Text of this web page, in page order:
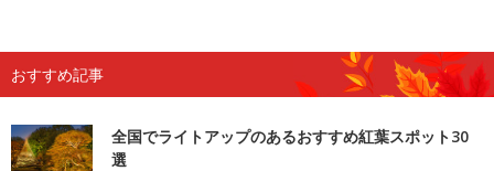
おすすめ記事
全国でライトアップのあるおすすめ紅葉スポット30
選